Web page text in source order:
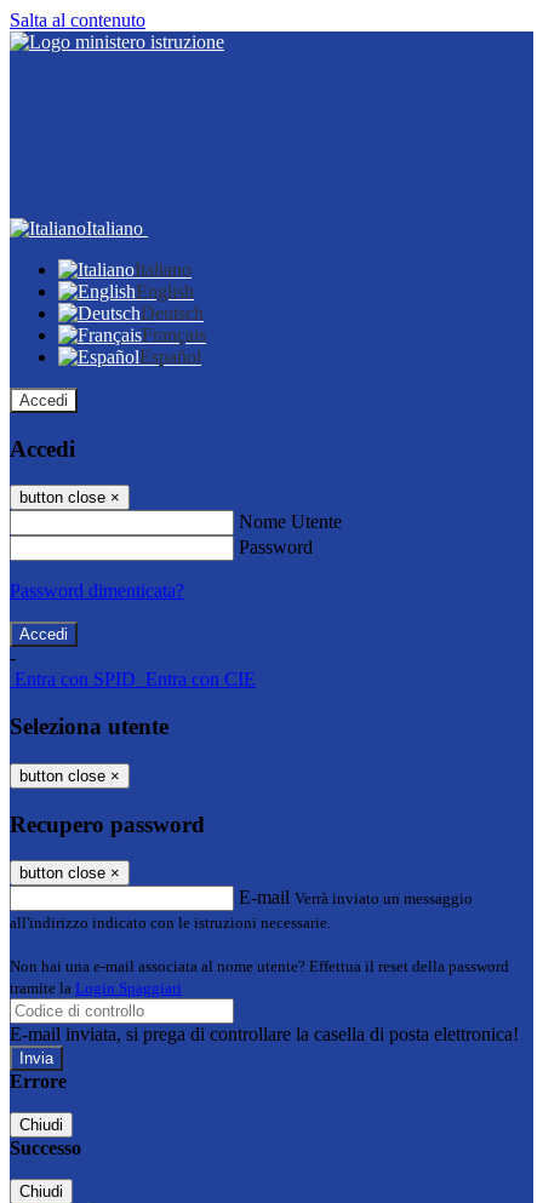
Salta al contenuto
Italiano
Italiano
English
Deutsch
Français
Español
Accedi
Accedi
button close ×
Nome Utente
Password
Password dimenticata?
-
Entra con SPID Entra con CIE
Seleziona utente
button close ×
Recupero password
button close ×
E-mail Verrà inviato un messaggio
all'indirizzo indicato con le istruzioni necessarie.
Non hai una e-mail associata al nome utente? Effettua il reset della password
tramite la Login Spaggiari
E-mail inviata, si prega di controllare la casella di posta elettronica!
Errore
Chiudi
Successo
Chiudi